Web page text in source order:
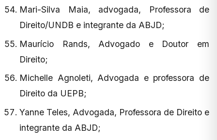
Mari-Silva Maia, advogada, Professora de
Direito/UNDB e integrante da ABJD;
Maurício Rands, Advogado e Doutor em
Direito;
Michelle Agnoleti, Advogada e professora de
Direito da UEPB;
Yanne Teles, Advogada, Professora de Direito e
integrante da ABJD;